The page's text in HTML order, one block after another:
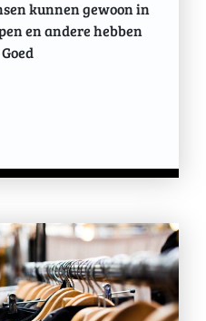
kunnen gewoon in
en andere hebben